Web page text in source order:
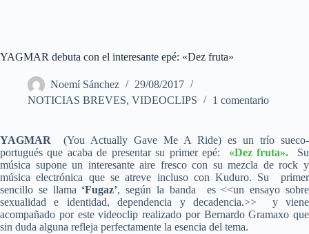
YAGMAR debuta con el interesante epé: «Dez fruta»
Noemí Sánchez
29/08/2017
NOTICIAS BREVES, VIDEOCLIPS 1 comentario
YAGMAR (You Actually Gave Me A Ride) es un trío sueco-
portugués que acaba de presentar su primer epé:
«Dez fruta». Su
música supone un interesante aire fresco con su mezcla de rock y
música electrónica que se atreve incluso con Kuduro. Su primer
sencillo se llama ‘Fugaz’, según la banda es <<un ensayo sobre
sexualidad e identidad, dependencia y decadencia.>> y viene
acompañado por este videoclip realizado por Bernardo Gramaxo que
sin duda alguna refleja perfectamente la esencia del tema.